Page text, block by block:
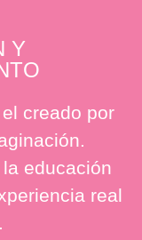
Y
creado por
educación
real